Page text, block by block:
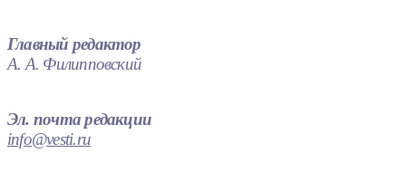
Главный редактор
А. А. Филипповский
Эл. почта редакции
info@vesti.ru